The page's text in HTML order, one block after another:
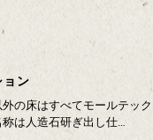
ョン
の床はすべてモールテック
は人造石研ぎ出し仕…